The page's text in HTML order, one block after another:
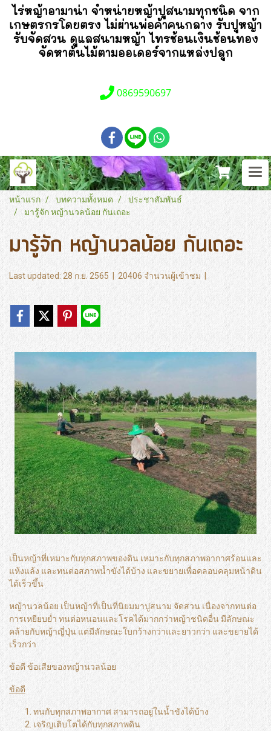
ไร่หญ้าอามาน่า จำหน่ายหญ้าปูสนามทุกชนิด จาก
เกษตรกรโดยตรง ไม่ผ่านพ่อค้าคนกลาง รับปูหญ้า
รับจัดสวน ดูแลสนามหญ้า ไทรช้อนเงินช้อนทอง
จัดหาต้นไม้ตามออเดอร์จากแหล่งปลูก
0869590697
หน้าแรก บทความทั้งหมด
ประชาสัมพันธ์
มารู้จัก หญ้านวลน้อย กันเถอะ
มารู้จัก หญ้านวลน้อย กันเถอะ
Last updated: 28 ก.ย. 2565 20406 จำนวนผู้เข้าชม
เป็นหญ้าที่เหมาะกับทุกสภาพของดิน เหมาะกับทุกสภาพอากาศร้อนและ
แห้งแล้ง และทนต่อสภาพน้ำขังได้บ้าง และขยายเพื่อคลอบคลุมหน้าดิน
ได้เร็วขึ้น
หญ้านวลน้อย เป็นหญ้าที่เป็นที่นิยมมาปูสนาม จัดสวน เนื่องจากทนต่อ
การเหยียบย่ำ ทนต่อหนอนและโรคได้มากกว่าหญ้าชนิดอื่น มีลักษณะ
คล้ายกับหญ้าญี่ปุ่น แต่มีลักษณะใบกว้างกว่าและยาวกว่า และขยายได้
เร็วกว่า
ข้อดี ข้อเสียของหญ้านวลน้อย
ข้อดี
ทนกับทุกสภาพอากาศ สามารถอยู่ในน้ำขังได้บ้าง
เจริญเติบโตได้กับทุกสภาพดิน